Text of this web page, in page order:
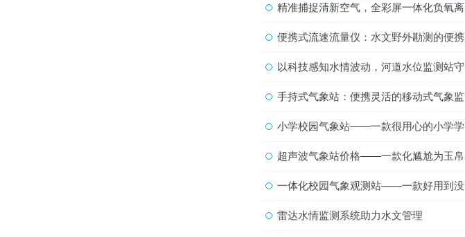
精准捕捉清新空气，全彩屏一体化负氧离子监测站量化生态优势
便携式流速流量仪：水文野外勘测的便携智能检测利器
以科技感知水情波动，河道水位监测站守护流域河道安全
手持式气象站：便携灵活的移动式气象监测智能设备
小学校园气象站——一款很用心的小学学校气象站设备#2023动态已更新
超声波气象站价格——一款化尴尬为玉帛的小型超声波自动气象站#2022已更新
一体化校园气象观测站——一款好用到没话说的校园小型气象站实施方案#2022已更新
雷达水情监测系统助力水文管理